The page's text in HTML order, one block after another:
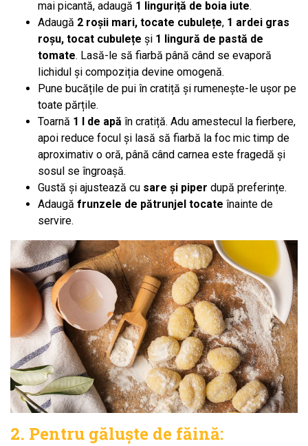
mai picantă, adaugă 1 linguriță de boia iute.
Adaugă 2 roșii mari, tocate cubulețe, 1 ardei gras
roșu, tocat cubulețe și 1 lingură de pastă de
tomate. Lasă-le să fiarbă până când se evaporă
lichidul și compoziția devine omogenă.
Pune bucățile de pui în cratiță și rumenește-le ușor pe
toate părțile.
Toarnă 1 l de apă în cratiță. Adu amestecul la fierbere,
apoi reduce focul și lasă să fiarbă la foc mic timp de
aproximativ o oră, până când carnea este fragedă și
sosul se îngroașă.
Gustă și ajustează cu sare și piper după preferințe.
Adaugă frunzele de pătrunjel tocate înainte de
servire.
2. Pentru găluște de făină: